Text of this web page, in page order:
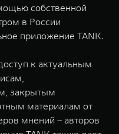
собственной
в России
приложение TANK.
к актуальным
закрытым
материалам от
мнений – авторов